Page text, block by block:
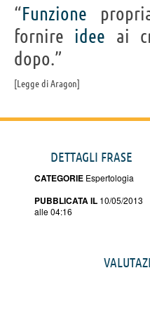
“Funzione
fornire idee ai
dopo.”
Legge di Aragon
DETTAGLI FRASE
CATEGORIE Espertologia
PUBBLICATA IL 10/05/2013
alle 04:16